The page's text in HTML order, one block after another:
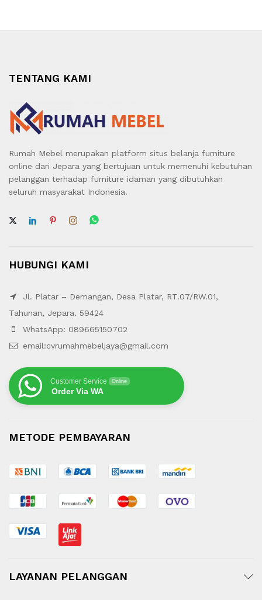
TENTANG KAMI
Rumah Mebel merupakan platform situs belanja furniture
online dari Jepara yang bertujuan untuk memenuhi kebutuhan
pelanggan terhadap furniture idaman yang dibutuhkan
seluruh masyarakat Indonesia.
HUBUNGI KAMI
Jl. Platar – Demangan, Desa Platar, RT.07/RW.01,
Tahunan, Jepara. 59424
WhatsApp: 089665150702
email:cvrumahmebeljaya@gmail.com
Customer Service Online
Order Via WA
METODE PEMBAYARAN
LAYANAN PELANGGAN